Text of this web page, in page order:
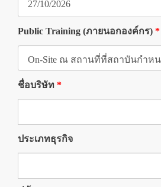
Public Training (ภายนอกองค์กร) *
ชื่อบริษัท *
ประเภทธุรกิจ